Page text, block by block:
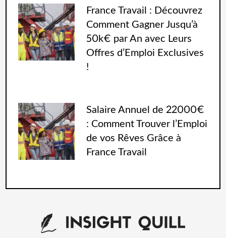
France Travail : Découvrez
Comment Gagner Jusqu’à
50k€ par An avec Leurs
Offres d’Emploi Exclusives
!
Salaire Annuel de 22000€
: Comment Trouver l’Emploi
de vos Rêves Grâce à
France Travail